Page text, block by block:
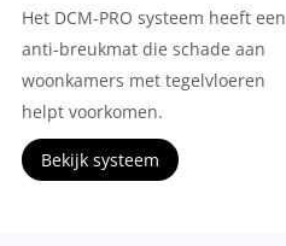
Het DCM-PRO systeem heeft een
anti-breukmat die schade aan
woonkamers met tegelvloeren
helpt voorkomen.
Bekijk systeem